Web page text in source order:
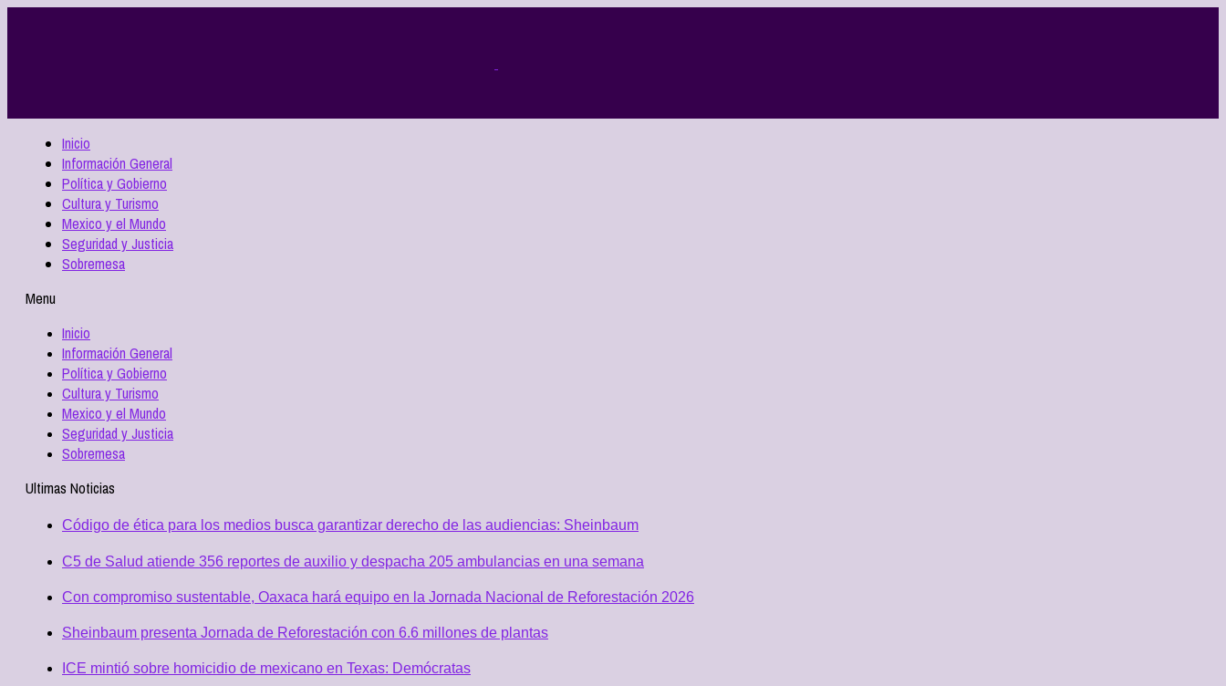
Inicio
Información General
Política y Gobierno
Cultura y Turismo
Mexico y el Mundo
Seguridad y Justicia
Sobremesa
Menu
Inicio
Información General
Política y Gobierno
Cultura y Turismo
Mexico y el Mundo
Seguridad y Justicia
Sobremesa
Ultimas Noticias
Código de ética para los medios busca garantizar derecho de las audiencias: Sheinbaum
C5 de Salud atiende 356 reportes de auxilio y despacha 205 ambulancias en una semana
Con compromiso sustentable, Oaxaca hará equipo en la Jornada Nacional de Reforestación 2026
Sheinbaum presenta Jornada de Reforestación con 6.6 millones de plantas
ICE mintió sobre homicidio de mexicano en Texas: Demócratas